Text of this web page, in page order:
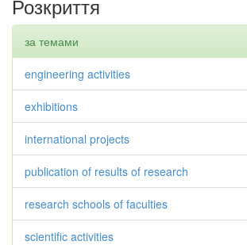
Розкриття
за темами
engineering activities
exhibitions
international projects
publication of results of research
research schools of faculties
scientific activities